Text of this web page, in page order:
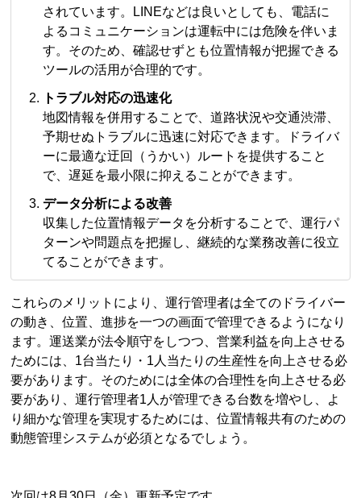
されています。LINEなどは良いとしても、電話に
よるコミュニケーションは運転中には危険を伴いま
す。そのため、確認せずとも位置情報が把握できる
ツールの活用が合理的です。
トラブル対応の迅速化
地図情報を併用することで、道路状況や交通渋滞、
予期せぬトラブルに迅速に対応できます。ドライバ
ーに最適な迂回（うかい）ルートを提供すること
で、遅延を最小限に抑えることができます。
データ分析による改善
収集した位置情報データを分析することで、運行パ
ターンや問題点を把握し、継続的な業務改善に役立
てることができます。
これらのメリットにより、運行管理者は全てのドライバー
の動き、位置、進捗を一つの画面で管理できるようになり
ます。運送業が法令順守をしつつ、営業利益を向上させる
ためには、1台当たり・1人当たりの生産性を向上させる必
要があります。そのためには全体の合理性を向上させる必
要があり、運行管理者1人が管理できる台数を増やし、よ
り細かな管理を実現するためには、位置情報共有のための
動態管理システムが必須となるでしょう。